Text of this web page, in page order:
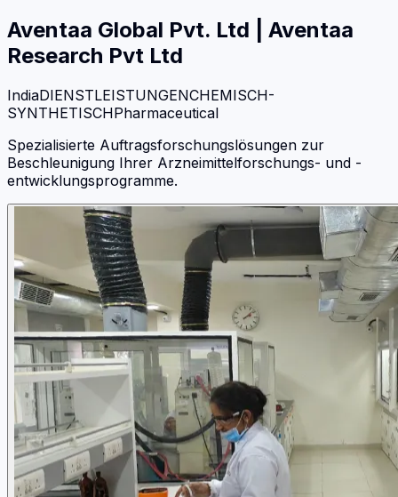
Aventaa Global Pvt. Ltd
Aventaa
Research Pvt Ltd
IndiaDIENSTLEISTUNGENCHEMISCH-
SYNTHETISCHPharmaceutical
Spezialisierte Auftragsforschungslösungen zur
Beschleunigung Ihrer Arzneimittelforschungs- und -
entwicklungsprogramme.